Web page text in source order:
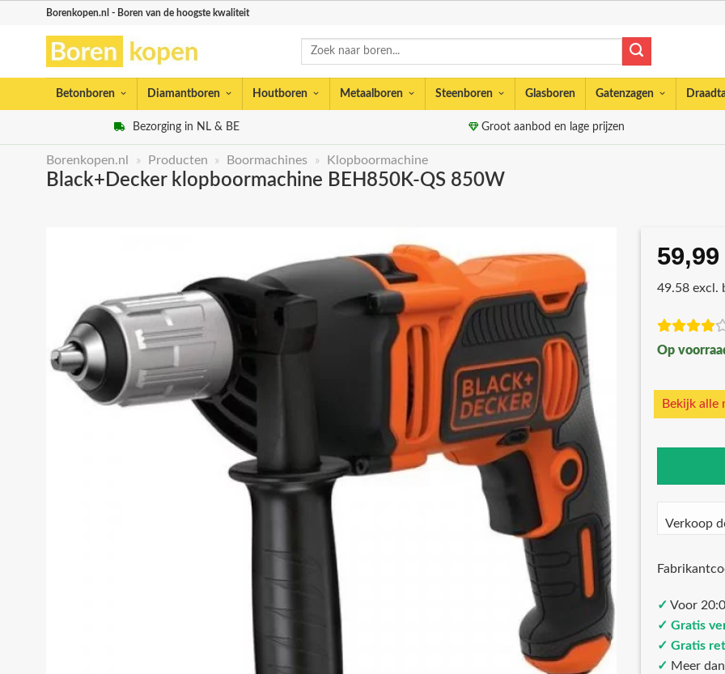
Borenkopen.nl - Boren van de hoogste kwaliteit
Zoeken
Betonboren Diamantboren Houtboren Metaalboren Steenboren Glasboren Gatenzagen
Bezorging in NL & BE Groot aanbod en lage prijzen
Borenkopen.nl » Producten » Boormachines » Klopboormachine
Black+Decker klopboormachine BEH850K-QS 850W
59,99
49.58 excl.
Op
Bekijk alle
Verkoop
✓ Voor
✓ Gratis
✓ Gratis
✓ Meer